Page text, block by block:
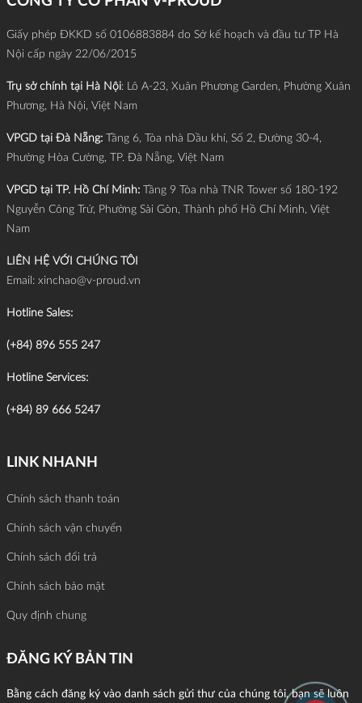
Giấy phép ĐKKD số 0106883884 do Sở kế hoạch và đầu tư TP Hà
Nội cấp ngày 22/06/2015
Trụ sở chính tại Hà Nội: Lô A-23, Xuân Phương Garden, Phường Xuân
Phương, Hà Nội, Việt Nam
VPGD tại Đà Nẵng: Tầng 6, Tòa nhà Dầu khí, Số 2, Đường 30-4,
Phường Hòa Cường, TP. Đà Nẵng, Việt Nam
VPGD tại TP. Hồ Chí Minh:
Tầng 9 Tòa nhà TNR Tower số 180-192
Nguyễn Công Trứ, Phường Sài Gòn, Thành phố Hồ Chí Minh, Việt
Nam
LIÊN HỆ VỚI CHÚNG TÔI
Email: xinchao@v-proud.vn
Hotline Sales:
(+84) 896 555 247
Hotline Services:
(+84) 89 666 5247
LINK NHANH
Chính sách thanh toán
Chính sách vận chuyển
Chính sách đổi trả
Chính sách bảo mật
Quy định chung
ĐĂNG KÝ BẢN TIN
Bằng cách đăng ký vào danh sách gửi thư của chúng tôi, bạn sẽ luôn